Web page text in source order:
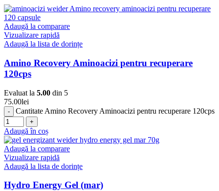
Adaugă la comparare
Vizualizare rapidă
Adaugă la lista de dorințe
Amino Recovery Aminoacizi pentru recuperare
120cps
Evaluat la 5.00 din 5
75.00lei
Cantitate Amino Recovery Aminoacizi pentru recuperare 120cps
Adaugă în coș
Adaugă la comparare
Vizualizare rapidă
Adaugă la lista de dorințe
Hydro Energy Gel (mar)